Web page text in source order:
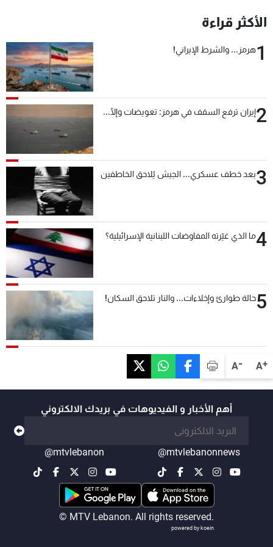
A+
A-
الأكثر قراءة
1هرمز... والشرط الإيراني!
2إيران ترفع السقف في هرمز: تعويضات وإلّا...
3بعد خطف عسكري... الجيش يُلاحق الخاطفين
4ما الذي غيّرته المفاوضات اللبنانية الإسرائيلية؟
5حالة طوارئ وإخلاءات... والنار تلاحق السكان!
أهم الأخبار و الفيديوهات في بريدك الالكتروني
@mtvlebanonnews
@mtvlebanon
© MTV Lebanon. All rights reserved.
powered by koein
شاهد البرامج
الترددات
سياسة الخصوصية